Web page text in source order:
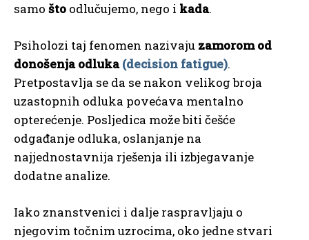
samo što odlučujemo, nego i kada.
Psiholozi taj fenomen nazivaju zamorom od
donošenja odluka(decision fatigue).
Pretpostavlja se da se nakon velikog broja
uzastopnih odluka povećava mentalno
opterećenje. Posljedica može biti češće
odgađanje odluka, oslanjanje na
najjednostavnija rješenja ili izbjegavanje
dodatne analize.
Iako znanstvenici i dalje raspravljaju o
njegovim točnim uzrocima, oko jedne stvari